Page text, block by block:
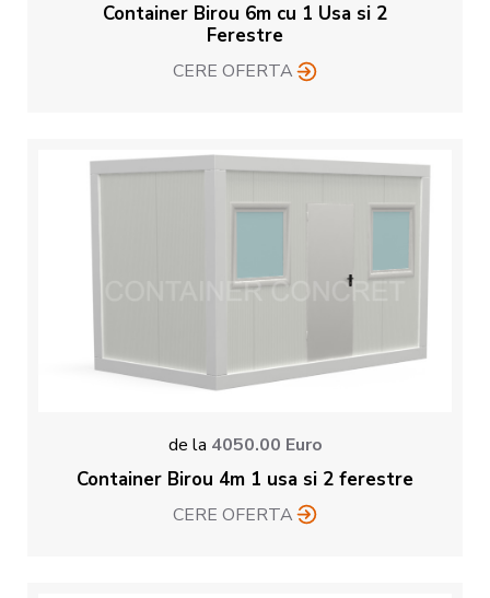
Container Birou 6m cu 1 Usa si 2
Ferestre
CERE OFERTA
de la 4050.00 Euro
Container Birou 4m 1 usa si 2 ferestre
CERE OFERTA